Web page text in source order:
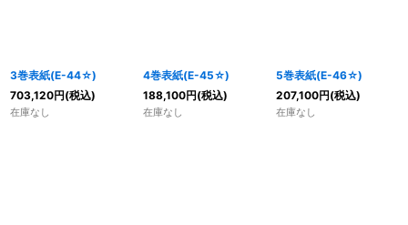
3巻表紙(E-44☆)
703,120円(税込)
在庫なし
4巻表紙(E-45☆)
188,100円(税込)
在庫なし
5巻表紙(E-46☆)
207,100円(税込)
在庫なし